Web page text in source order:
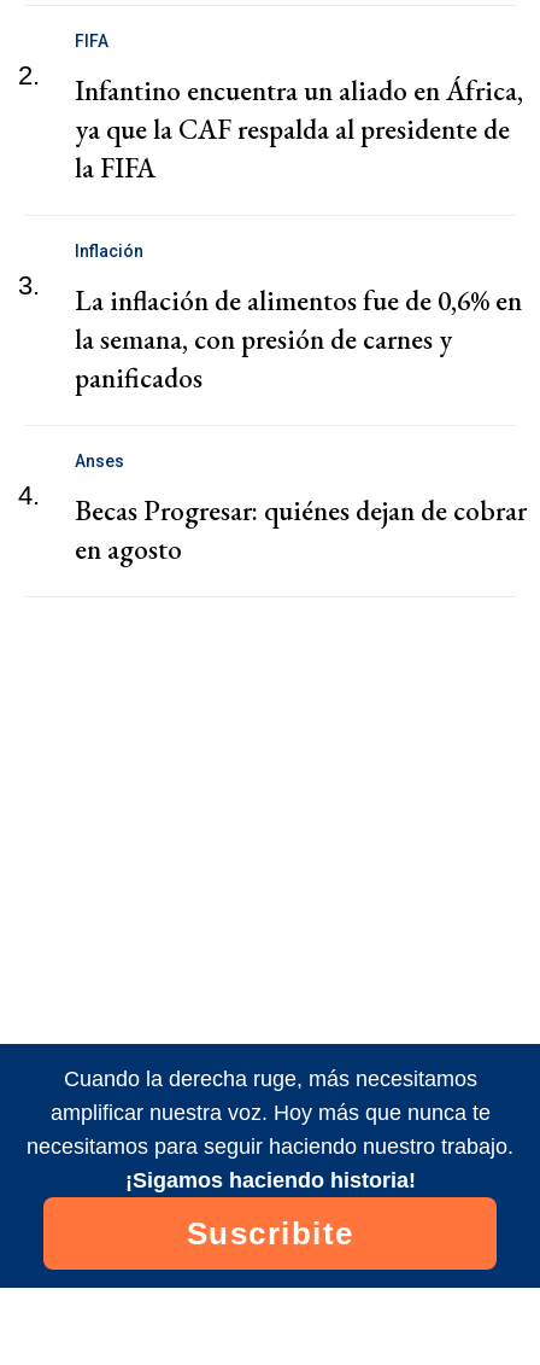
2.
FIFA
Infantino encuentra un aliado en África,
ya que la CAF respalda al presidente de
la FIFA
3.
Inflación
La inflación de alimentos fue de 0,6% en
la semana, con presión de carnes y
panificados
4.
Anses
Becas Progresar: quiénes dejan de cobrar
en agosto
Cuando la derecha ruge, más necesitamos
amplificar nuestra voz. Hoy más que nunca te
necesitamos para seguir haciendo nuestro trabajo.
¡Sigamos haciendo historia!
Suscribite